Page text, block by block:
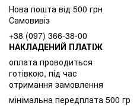
Нова пошта від 500 грн
Самовивіз
+38 (097) 366-38-00
НАКЛАДЕНИЙ ПЛАТІЖ
оплата проводиться
готівкою, під час
отримання замовлення
мінімальна передплата 500 гр